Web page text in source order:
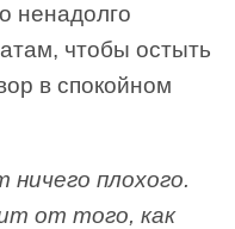
ненадолго
чтобы остыть
в спокойном
плохого.
от того, как